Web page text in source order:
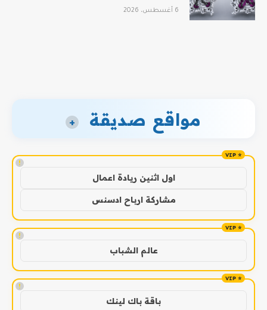
6 أغسطس، 2026
مواقع صديقة +
!
اول اثنين ريادة اعمال
مشاركة ارباح ادسنس
!
عالم الشباب
!
باقة باك لينك